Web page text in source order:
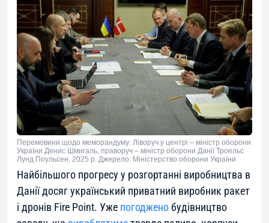
Перемовини щодо меморандуму: Ліворуч у центрі – міністр оборони
України Денис Шмигаль, праворуч – міністр оборони Данії Троельс
Лунд Поульсен, 2025 р. Джерело: Міністерство оборони України
Найбільшого прогресу у розгортанні виробництва в
Данії досяг український приватний виробник ракет
і дронів Fire Point. Уже погодженобудівництво